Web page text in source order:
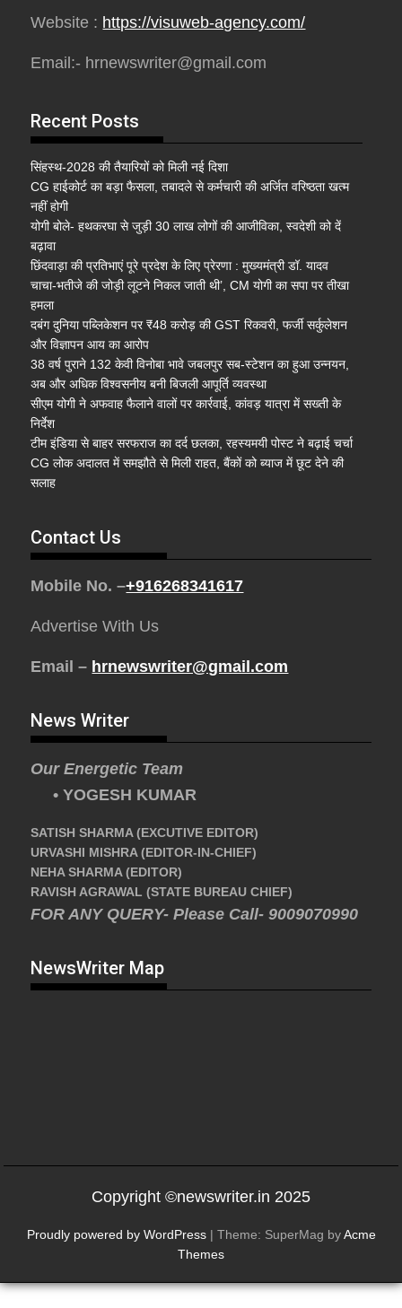
Website : https://visuweb-agency.com/
Email:- hrnewswriter@gmail.com
Recent Posts
सिंहस्थ-2028 की तैयारियों को मिली नई दिशा
CG हाईकोर्ट का बड़ा फैसला, तबादले से कर्मचारी की अर्जित वरिष्ठता खत्म
नहीं होगी
योगी बोले- हथकरघा से जुड़ी 30 लाख लोगों की आजीविका, स्वदेशी को दें
बढ़ावा
छिंदवाड़ा की प्रतिभाएं पूरे प्रदेश के लिए प्रेरणा : मुख्यमंत्री डॉ. यादव
चाचा-भतीजे की जोड़ी लूटने निकल जाती थी’, CM योगी का सपा पर तीखा
हमला
दबंग दुनिया पब्लिकेशन पर ₹48 करोड़ की GST रिकवरी, फर्जी सर्कुलेशन
और विज्ञापन आय का आरोप
38 वर्ष पुराने 132 केवी विनोबा भावे जबलपुर सब-स्टेशन का हुआ उन्नयन,
अब और अधिक विश्वसनीय बनी बिजली आपूर्ति व्यवस्था
सीएम योगी ने अफवाह फैलाने वालों पर कार्रवाई, कांवड़ यात्रा में सख्ती के
निर्देश
टीम इंडिया से बाहर सरफराज का दर्द छलका, रहस्यमयी पोस्ट ने बढ़ाई चर्चा
CG लोक अदालत में समझौते से मिली राहत, बैंकों को ब्याज में छूट देने की
सलाह
Contact Us
Mobile No. –+916268341617
Advertise With Us
Email – hrnewswriter@gmail.com
News Writer
Our Energetic Team
• YOGESH KUMAR
SATISH SHARMA (EXCUTIVE EDITOR)
URVASHI MISHRA (EDITOR-IN-CHIEF)
NEHA SHARMA (EDITOR)
RAVISH AGRAWAL (STATE BUREAU CHIEF)
FOR ANY QUERY- Please Call- 9009070990
NewsWriter Map
Copyright ©newswriter.in 2025
Proudly powered by WordPress | Theme: SuperMag byAcme
Themes